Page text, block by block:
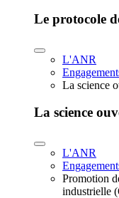
Le protocole
L'ANR
La science
La science
L'ANR
Promotion
industrielle